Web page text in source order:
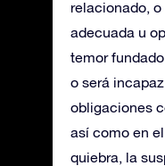
relacionado,
adecuada u
temor
o será
obligaciones
así como en
quiebra, la